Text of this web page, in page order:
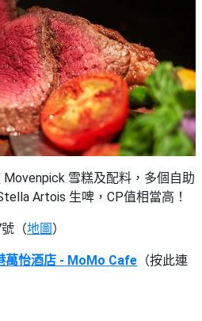
雪糕及配料，多個自助
Artois 生啤，CP值相當高！
（地圖）
萬怡酒店 - MoMo Cafe （按此連